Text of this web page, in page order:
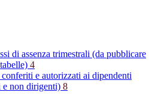
di assenza trimestrali (da pubblicare
4
e autorizzati ai dipendenti
e non dirigenti) 8